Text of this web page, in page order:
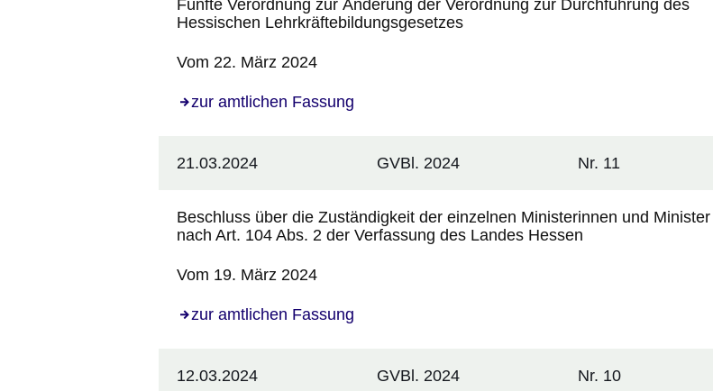
Fünfte Verordnung zur Änderung der Verordnung zur Durchführung des
Hessischen Lehrkräftebildungsgesetzes
Vom 22. März 2024
zur amtlichen Fassung
21.03.2024 GVBl. 2024 Nr. 11
Beschluss über die Zuständigkeit der einzelnen Ministerinnen und Minister
nach Art. 104 Abs. 2 der Verfassung des Landes Hessen
Vom 19. März 2024
zur amtlichen Fassung
12.03.2024 GVBl. 2024 Nr. 10